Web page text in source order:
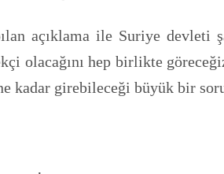
açıklama ile Suriye devleti
olacağını hep birlikte
kadar girebileceği büyük bir